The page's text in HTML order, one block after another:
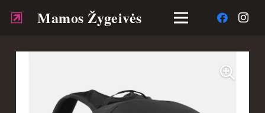
Mamos Žygeivės